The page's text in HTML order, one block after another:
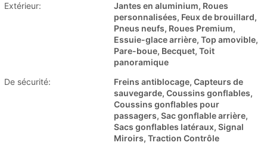
Extérieur:
Jantes en aluminium, Roues
personnalisées, Feux de brouillard,
Pneus neufs, Roues Premium,
Essuie-glace arrière, Top amovible,
Pare-boue, Becquet, Toit
panoramique
De sécurité:
Freins antiblocage, Capteurs de
sauvegarde, Coussins gonflables,
Coussins gonflables pour
passagers, Sac gonflable arrière,
Sacs gonflables latéraux, Signal
Miroirs, Traction Contrôle